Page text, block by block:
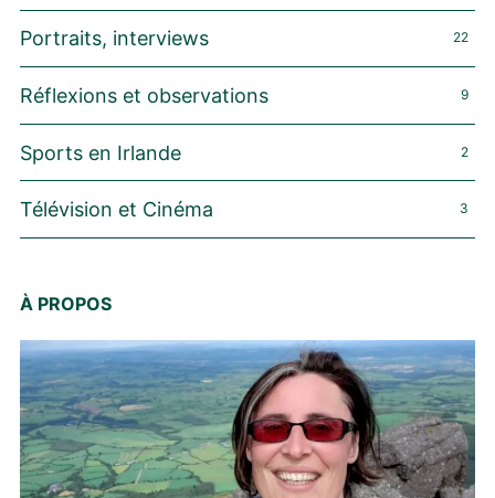
Portraits, interviews 22
Réflexions et observations 9
Sports en Irlande 2
Télévision et Cinéma 3
À PROPOS